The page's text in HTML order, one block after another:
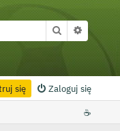
Szukaj
Zaloguj się
się
☕